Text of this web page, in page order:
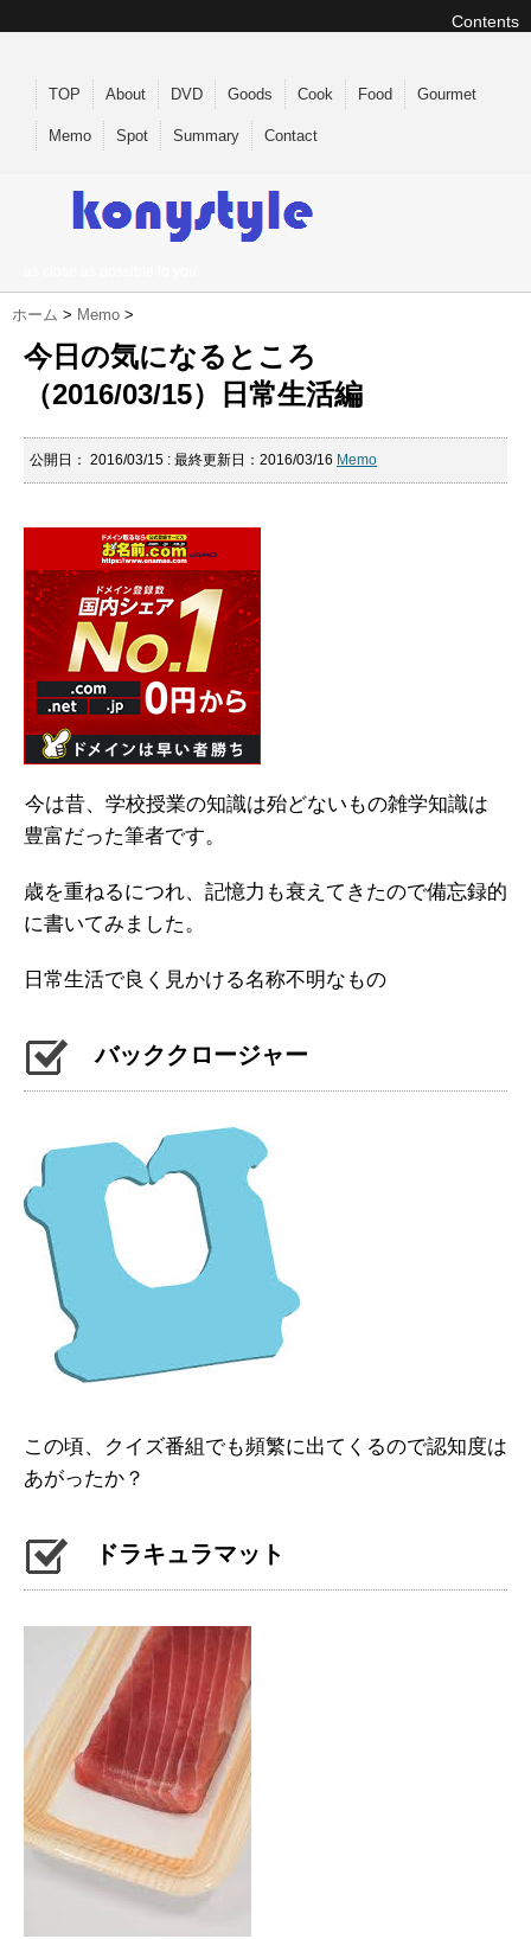
Contents
TOP About DVD Goods Cook Food Gourmet
Memo Spot Summary Contact
ホーム > Memo >
今日の気になるところ
（2016/03/15）日常生活編
公開日： 2016/03/15 : 最終更新日：2016/03/16 Memo
今は昔、学校授業の知識は殆どないもの雑学知識は
豊富だった筆者です。
歳を重ねるにつれ、記憶力も衰えてきたので備忘録的
に書いてみました。
日常生活で良く見かける名称不明なもの
バッククロージャー
この頃、クイズ番組でも頻繁に出てくるので認知度は
あがったか？
ドラキュラマット